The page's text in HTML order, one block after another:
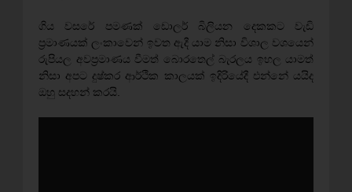
ගිය වසරේ පමණක් ඩොලර් බිලියන දෙකකට වැඩි
ප‍්‍රමාණයක් ලංකාවෙන් ඉවත ඇදී යාම නිසා විශාල වශයෙන්
රුපියල අවප‍්‍රමාණය වීමත් බොරතෙල් බැරලය ඉහල යාමත්
නිසා අපට දුෂ්කර ආර්ථික කාලයක් ඉදිරියේදී එන්නේ යයිද
ඔහු සදහන් කරයි.